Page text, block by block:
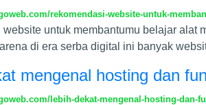
rekomendasi-website-untuk-
website untuk membantumu belajar alat
di era serba digital ini banyak
mengenal hosting dan
lebih-dekat-mengenal-hosting-dan-